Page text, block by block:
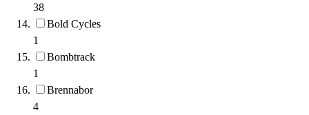
38
Bold Cycles
1
Bombtrack
1
Brennabor
4